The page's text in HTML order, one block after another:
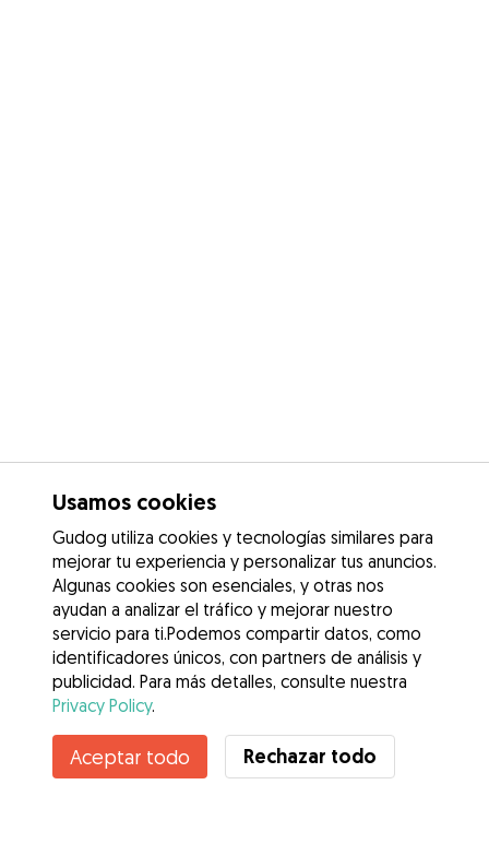
¿Conoces los Beneficios de Gudog? Ver más
Usamos cookies
Gudog utiliza cookies y tecnologías similares para
mejorar tu experiencia y personalizar tus anuncios.
Algunas cookies son esenciales, y otras nos
ayudan a analizar el tráfico y mejorar nuestro
servicio para ti.Podemos compartir datos, como
identificadores únicos, con partners de análisis y
publicidad. Para más detalles, consulte nuestra
Privacy Policy.
Aceptar todo Rechazar todo